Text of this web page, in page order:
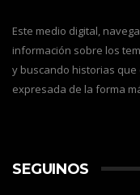
Este medio digital,
información sobre los
y buscando historias
expresada de la forma
SEGUINOS